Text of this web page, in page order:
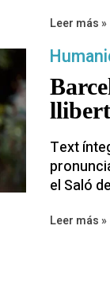
Leer más »
Text
el Saló
Leer más »